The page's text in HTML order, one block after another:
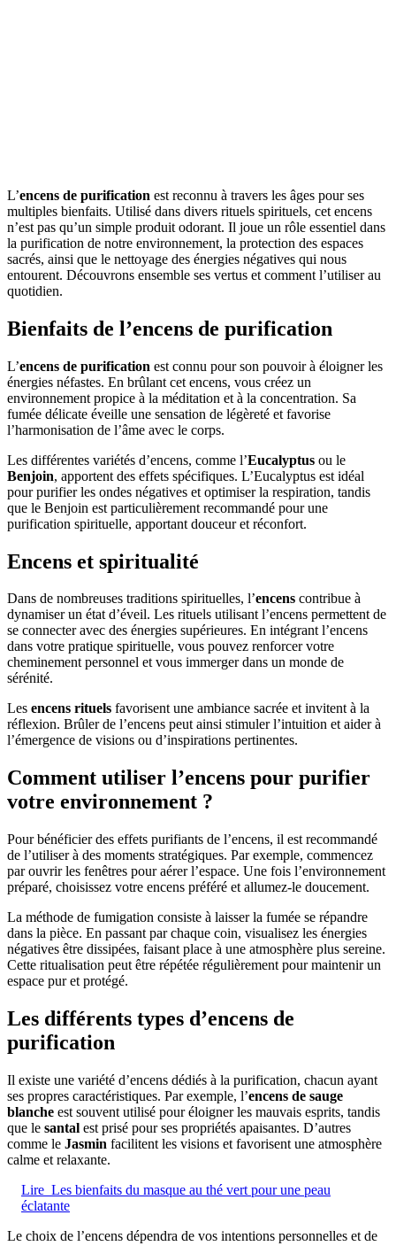
L’encens de purification est reconnu à travers les âges pour ses
multiples bienfaits. Utilisé dans divers rituels spirituels, cet encens
n’est pas qu’un simple produit odorant. Il joue un rôle essentiel dans
la purification de notre environnement, la protection des espaces
sacrés, ainsi que le nettoyage des énergies négatives qui nous
entourent. Découvrons ensemble ses vertus et comment l’utiliser au
quotidien.
Bienfaits de l’encens de purification
L’encens de purification est connu pour son pouvoir à éloigner les
énergies néfastes. En brûlant cet encens, vous créez un
environnement propice à la méditation et à la concentration. Sa
fumée délicate éveille une sensation de légèreté et favorise
l’harmonisation de l’âme avec le corps.
Les différentes variétés d’encens, comme l’Eucalyptus ou le
Benjoin, apportent des effets spécifiques. L’Eucalyptus est idéal
pour purifier les ondes négatives et optimiser la respiration, tandis
que le Benjoin est particulièrement recommandé pour une
purification spirituelle, apportant douceur et réconfort.
Encens et spiritualité
Dans de nombreuses traditions spirituelles, l’encens contribue à
dynamiser un état d’éveil. Les rituels utilisant l’encens permettent de
se connecter avec des énergies supérieures. En intégrant l’encens
dans votre pratique spirituelle, vous pouvez renforcer votre
cheminement personnel et vous immerger dans un monde de
sérénité.
Les encens rituels favorisent une ambiance sacrée et invitent à la
réflexion. Brûler de l’encens peut ainsi stimuler l’intuition et aider à
l’émergence de visions ou d’inspirations pertinentes.
Comment utiliser l’encens pour purifier
votre environnement ?
Pour bénéficier des effets purifiants de l’encens, il est recommandé
de l’utiliser à des moments stratégiques. Par exemple, commencez
par ouvrir les fenêtres pour aérer l’espace. Une fois l’environnement
préparé, choisissez votre encens préféré et allumez-le doucement.
La méthode de fumigation consiste à laisser la fumée se répandre
dans la pièce. En passant par chaque coin, visualisez les énergies
négatives être dissipées, faisant place à une atmosphère plus sereine.
Cette ritualisation peut être répétée régulièrement pour maintenir un
espace pur et protégé.
Les différents types d’encens de
purification
Il existe une variété d’encens dédiés à la purification, chacun ayant
ses propres caractéristiques. Par exemple, l’encens de sauge
blanche est souvent utilisé pour éloigner les mauvais esprits, tandis
que le santal est prisé pour ses propriétés apaisantes. D’autres
comme le Jasmin facilitent les visions et favorisent une atmosphère
calme et relaxante.
Lire Les bienfaits du masque au thé vert pour une peau
éclatante
Le choix de l’encens dépendra de vos intentions personnelles et de